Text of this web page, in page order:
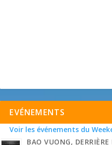
EVÉNEMENTS
Voir les événements du
BAO VUONG, DERRIÈRE